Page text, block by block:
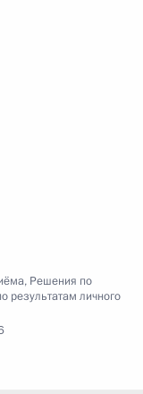
, Решения по
результатам личного